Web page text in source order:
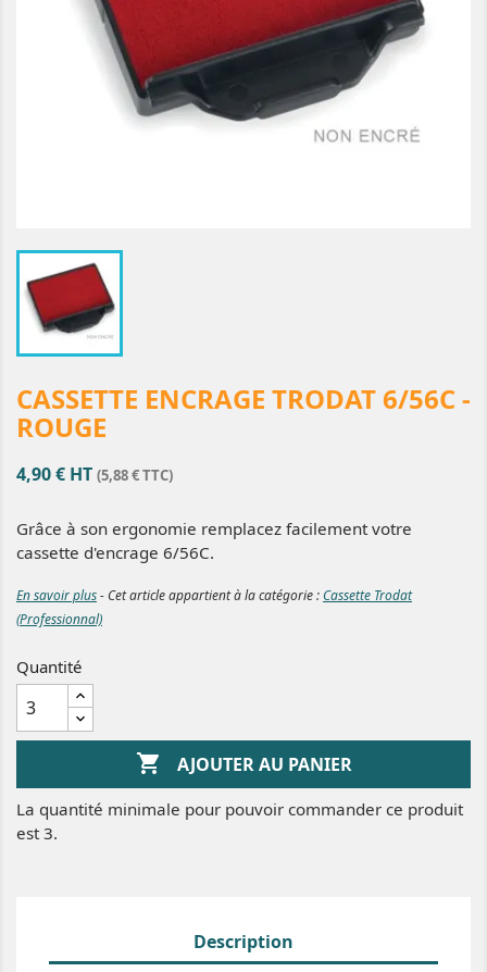
CASSETTE ENCRAGE TRODAT 6/56C -
ROUGE
4,90 € HT (5,88 € TTC)
Grâce à son ergonomie remplacez facilement votre
cassette d'encrage 6/56C.
En savoir plus- Cet article appartient à la catégorie :Cassette Trodat
(Professionnal)
Quantité
 AJOUTER AU PANIER
La quantité minimale pour pouvoir commander ce produit
est 3.
Description